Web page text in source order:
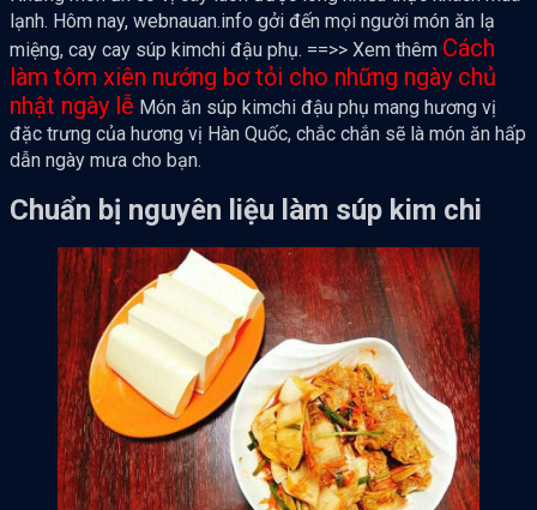
lạnh. Hôm nay, webnauan.info gởi đến mọi người món ăn lạ
miệng, cay cay súp kimchi đậu phụ. ==>> Xem thêm Cách
làm tôm xiên nướng bơ tỏi cho những ngày chủ
nhật ngày lễ Món ăn súp kimchi đậu phụ mang hương vị
đặc trưng của hương vị Hàn Quốc, chắc chắn sẽ là món ăn hấp
dẫn ngày mưa cho bạn.
Chuẩn bị nguyên liệu làm súp kim chi